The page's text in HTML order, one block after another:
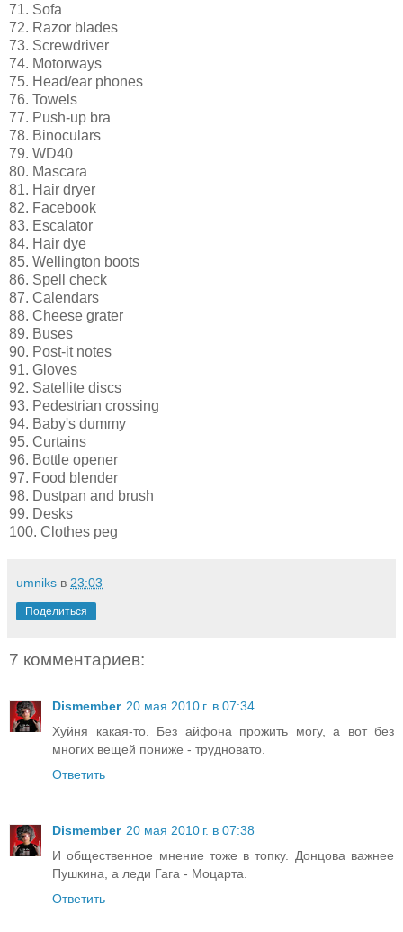
71. Sofa
72. Razor blades
73. Screwdriver
74. Motorways
75. Head/ear phones
76. Towels
77. Push-up bra
78. Binoculars
79. WD40
80. Mascara
81. Hair dryer
82. Facebook
83. Escalator
84. Hair dye
85. Wellington boots
86. Spell check
87. Calendars
88. Cheese grater
89. Buses
90. Post-it notes
91. Gloves
92. Satellite discs
93. Pedestrian crossing
94. Baby's dummy
95. Curtains
96. Bottle opener
97. Food blender
98. Dustpan and brush
99. Desks
100. Clothes peg
umniks в 23:03
Поделиться
7 комментариев:
Dismember 20 мая 2010 г. в 07:34
Хуйня какая-то. Без айфона прожить могу, а вот без
многих вещей пониже - трудновато.
Ответить
Dismember 20 мая 2010 г. в 07:38
И общественное мнение тоже в топку. Донцова важнее
Пушкина, а леди Гага - Моцарта.
Ответить